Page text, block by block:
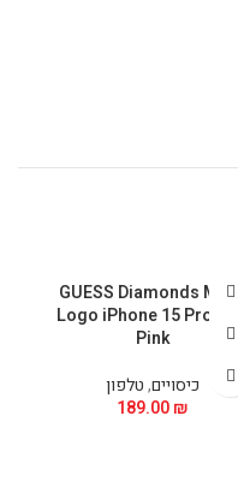
GUESS Diamonds Metal
Logo iPhone 15 Pro Max
Pink
כיסויים,טלפון
189.00₪